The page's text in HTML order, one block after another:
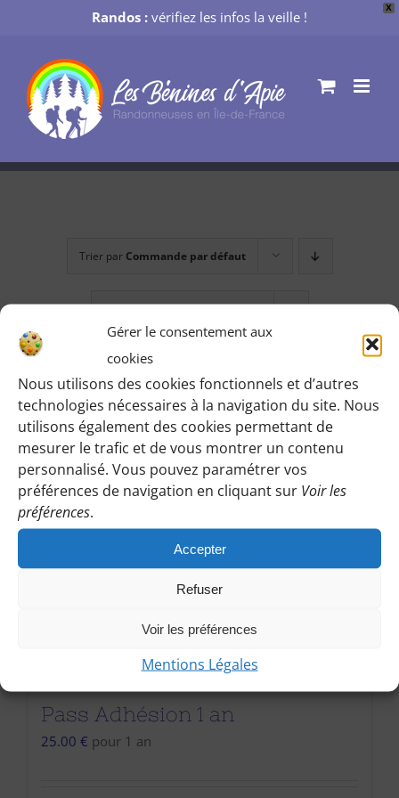
X
Randos : vérifiez les infos la veille !
Gérer le consentement aux
cookies
Nous utilisons des cookies fonctionnels et d’autres
technologies nécessaires à la navigation du site. Nous
utilisons également des cookies permettant de
mesurer le trafic et de vous montrer un contenu
personnalisé. Vous pouvez paramétrer vos
préférences de navigation en cliquant sur Voir les
préférences.
Accepter
Refuser
Voir les préférences
Mentions Légales
contenu
Trier par Commande par défaut
Montrer12 produits
Pass Adhésion 1 an
25.00 € pour 1 an